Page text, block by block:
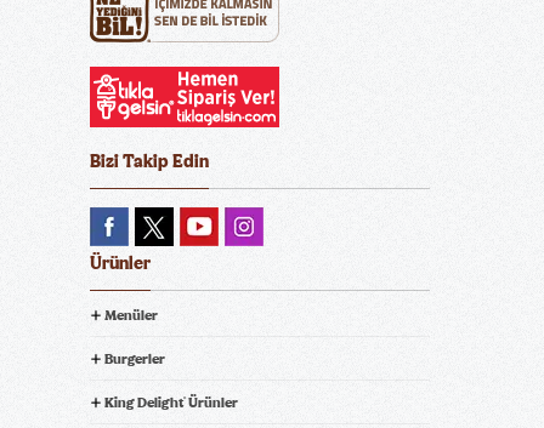
Bizi Takip Edin
Ürünler
Menüler
Burgerler
King Delight® Ürünler